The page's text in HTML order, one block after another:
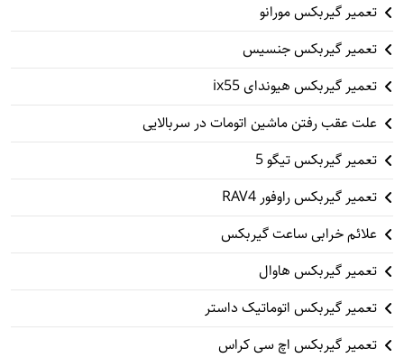
تعمیر گیربکس مورانو
تعمیر گیربکس جنسیس
تعمیر گیربکس هیوندای ix55
علت عقب رفتن ماشین اتومات در سربالایی
تعمیر گیربکس تیگو 5
تعمیر گیربکس راوفور RAV4
علائم خرابی ساعت گیربکس
تعمیر گیربکس هاوال
تعمیر گیربکس اتوماتیک داستر
تعمیر گیربکس اچ سی کراس